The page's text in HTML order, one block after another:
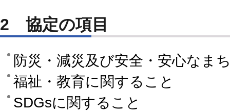
2 協定の項目
防災・減災及び安全・安心なま
福祉・教育に関すること
SDGsに関すること